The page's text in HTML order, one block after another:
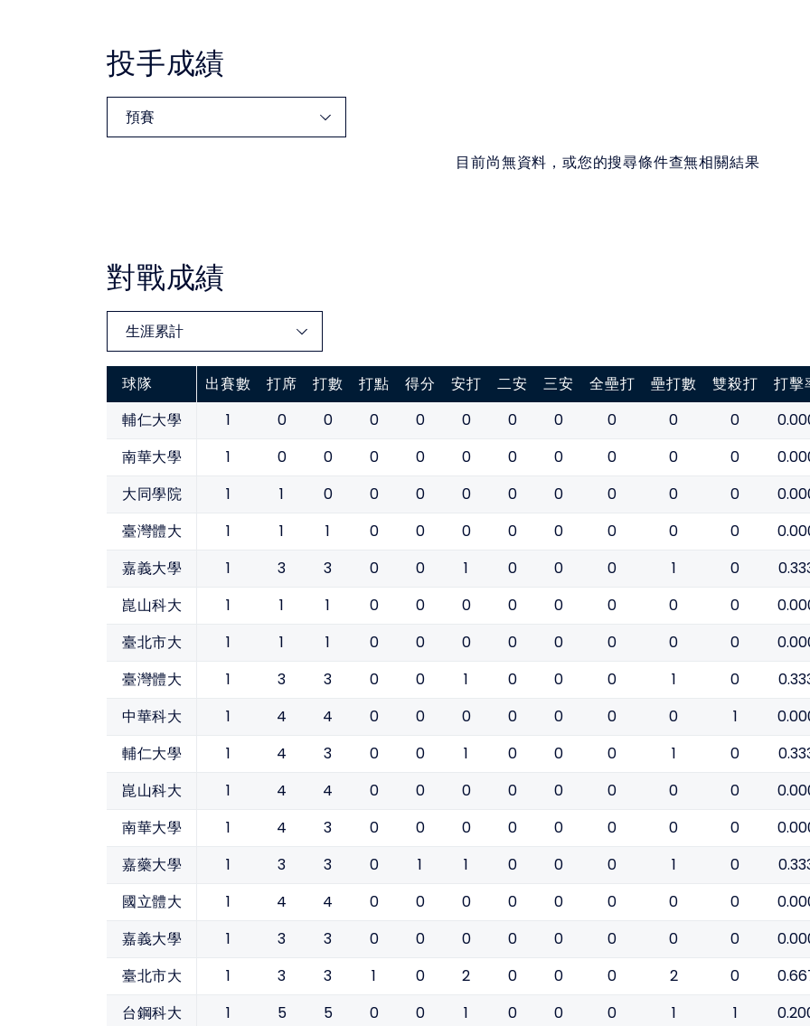
投手成績
目前尚無資料，或您的搜尋條件查無相關結果
對戰成績
球隊 出賽數 打席 打數 打點 得分 安打 二安 三安 全壘打 壘打數 雙殺打 打擊
輔仁大學
1 0 0 0 0 0 0 0 0 0 0
南華大學 1 0 0 0 0 0 0 0 0 0 0
大同學院 1 1 0 0 0 0 0 0 0 0 0
臺灣體大 1 1 1 0 0 0 0 0 0 0 0
嘉義大學 1 3 3 0 0 1 0 0 0 1 0
崑山科大 1 1 1 0 0 0 0 0 0 0 0
臺北市大 1 1 1 0 0 0 0 0 0 0 0
臺灣體大 1 3 3 0 0 1 0 0 0 1 0
中華科大 1 4 4 0 0 0 0 0 0 0 1
輔仁大學 1 4 3 0 0 1 0 0 0 1 0
崑山科大 1 4 4 0 0 0 0 0 0 0 0
南華大學 1 4 3 0 0 0 0 0 0 0 0
嘉藥大學 1 3 3 0 1 1 0 0 0 1 0
國立體大 1 4 4 0 0 0 0 0 0 0 0
嘉義大學 1 3 3 0 0 0 0 0 0 0 0
臺北市大 1 3 3 1 0 2 0 0 0 2 0
台鋼科大 1 5 5 0 0 1 0 0 0 1 1